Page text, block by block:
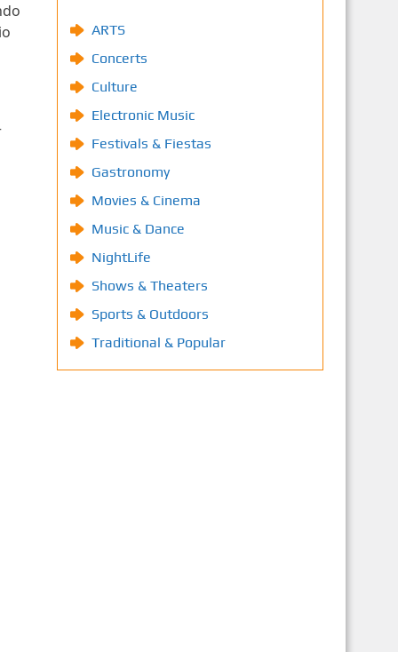
ARTS
Concerts
Culture
Electronic Music
Festivals & Fiestas
Gastronomy
Movies & Cinema
Music & Dance
NightLife
Shows & Theaters
Sports & Outdoors
Traditional & Popular